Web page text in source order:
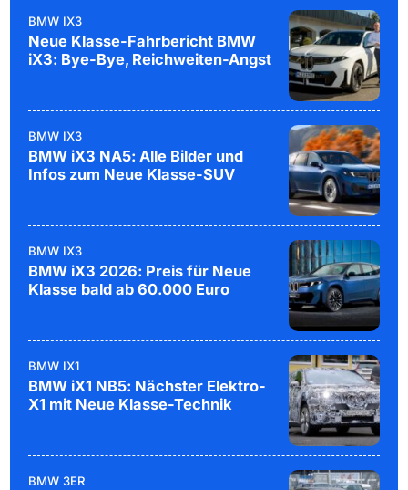
BMW IX3
Neue Klasse-Fahrbericht BMW
iX3: Bye-Bye, Reichweiten-Angst
BMW IX3
BMW iX3 NA5: Alle Bilder und
Infos zum Neue Klasse-SUV
BMW IX3
BMW iX3 2026: Preis für Neue
Klasse bald ab 60.000 Euro
BMW IX1
BMW iX1 NB5: Nächster Elektro-
X1 mit Neue Klasse-Technik
BMW 3ER